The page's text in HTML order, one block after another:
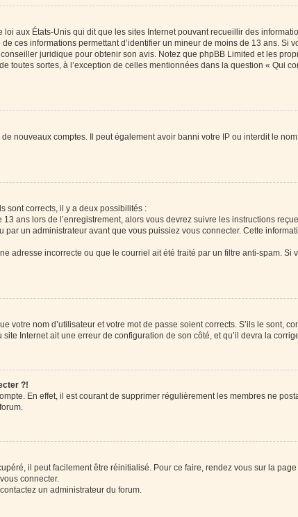
loi aux États-Unis qui dit que les sites Internet pouvant recueillir des
ces informations permettant d’identifier un mineur de moins de 13 ans. Si
juridique pour obtenir son avis. Notez que phpBB Limited et les
toutes sortes, à l’exception de celles mentionnées dans la question « Qui
nouveaux comptes. Il peut également avoir banni votre IP ou interdit le
sont corrects, il y a deux possibilités :
ans lors de l’enregistrement, alors vous devrez suivre les instructions
un administrateur avant que vous puissiez vous connecter. Cette
adresse incorrecte ou que le courriel ait été traité par un filtre anti-spam. Si
votre nom d’utilisateur et votre mot de passe soient corrects. S’ils le sont,
Internet ait une erreur de configuration de son côté, et qu’il devra la
?!
En effet, il est courant de supprimer régulièrement les membres ne
il peut facilement être réinitialisé. Pour ce faire, rendez vous sur la
connecter.
un administrateur du forum.